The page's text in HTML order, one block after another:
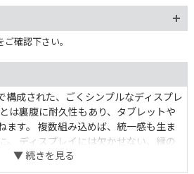
確認下さい。
構成された、ごくシンプルなディスプレ
は裏腹に耐久性もあり、タブレット
ます。 複数組み込めば、統一感も生ま
。 ディスプレイには欠かせない、縁の